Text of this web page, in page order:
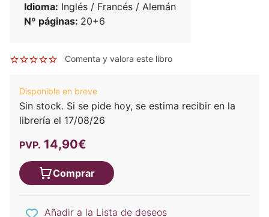
Idioma: Inglés / Francés / Alemán
Nº páginas: 20+6
Comenta y valora este libro
Disponible en breve
Sin stock. Si se pide hoy, se estima recibir en la
librería el 17/08/26
PVP. 14,90€
Comprar
Añadir a la Lista de deseos